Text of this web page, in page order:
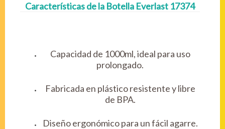
Características de la Botella Everlast 17374
Capacidad de 1000ml, ideal para uso
prolongado.
Fabricada en plástico resistente y libre
de BPA.
Diseño ergonómico para un fácil agarre.